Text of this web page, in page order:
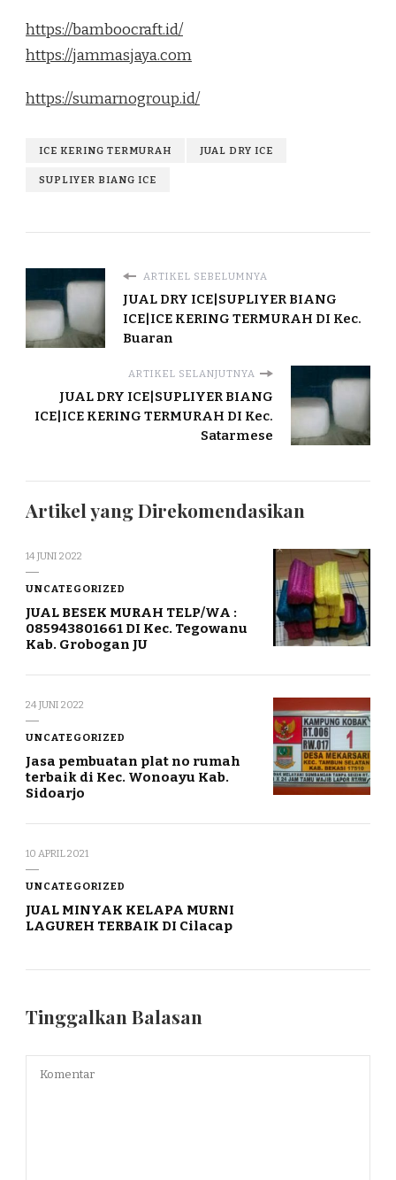
https://bamboocraft.id/
https://jammasjaya.com
https://sumarnogroup.id/
ICE KERING TERMURAH JUAL DRY ICE
SUPLIYER BIANG ICE
ARTIKEL SEBELUMNYA
JUAL DRY ICE|SUPLIYER BIANG
ICE|ICE KERING TERMURAH DI Kec.
Buaran
ARTIKEL SELANJUTNYA
JUAL DRY ICE|SUPLIYER BIANG
ICE|ICE KERING TERMURAH DI Kec.
Satarmese
Artikel yang Direkomendasikan
14 JUNI 2022
UNCATEGORIZED
JUAL BESEK MURAH TELP/WA :
085943801661 DI Kec. Tegowanu
Kab. Grobogan JU
24 JUNI 2022
UNCATEGORIZED
Jasa pembuatan plat no rumah
terbaik di Kec. Wonoayu Kab.
Sidoarjo
10 APRIL 2021
UNCATEGORIZED
JUAL MINYAK KELAPA MURNI
LAGUREH TERBAIK DI Cilacap
Tinggalkan Balasan